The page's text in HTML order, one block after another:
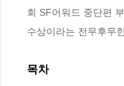
회 SF어워드 중단편
수상이라는 전무후무
목차